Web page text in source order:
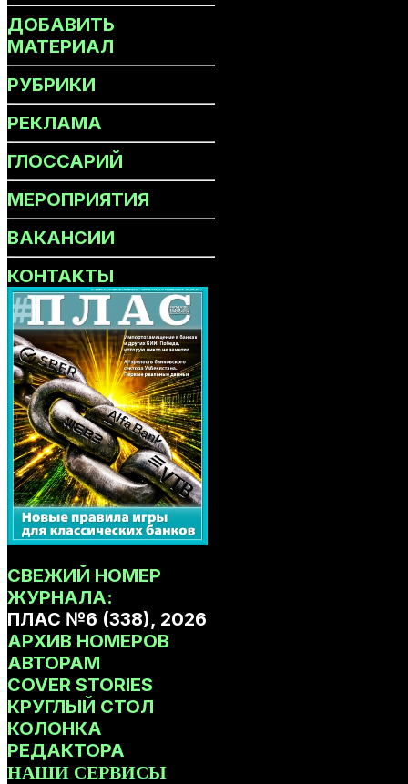
ДОБАВИТЬ
МАТЕРИАЛ
РУБРИКИ
РЕКЛАМА
ГЛОССАРИЙ
МЕРОПРИЯТИЯ
ВАКАНСИИ
КОНТАКТЫ
СВЕЖИЙ НОМЕР
ЖУРНАЛА:
ПЛАС №6 (338), 2026
АРХИВ НОМЕРОВ
АВТОРАМ
COVER STORIES
КРУГЛЫЙ СТОЛ
КОЛОНКА
РЕДАКТОРА
НАШИ СЕРВИСЫ